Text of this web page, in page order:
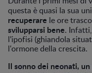
questa è quasi la sua
recuperare le ore
svilupparsi bene.
l'ipofisi (ghiandola
l'ormone della crescita.
Il sonno dei neonati,